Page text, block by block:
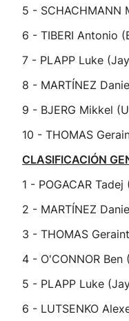
5 - SCHACHMANN
6 - TIBERI Antonio
7 - PLAPP Luke
8 - MARTÍNEZ
9 - BJERG Mikkel
10 - THOMAS
CLASIFICACIÓN
1 - POGACAR
2 - MARTÍNEZ
3 - THOMAS
4 - O'CONNOR
5 - PLAPP Luke
6 - LUTSENKO